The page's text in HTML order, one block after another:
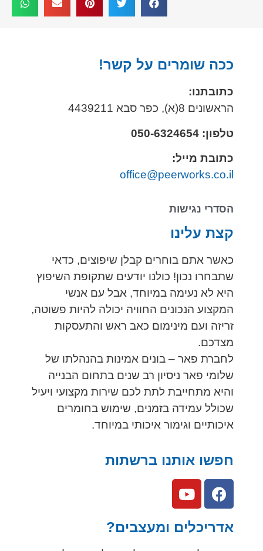
ככה שומרים על קשר!
כתובתנו:
הראשונים 8(א), כפר סבא 4439211
טלפון: 050-6324654
כתובת מייל:
office@peerworks.co.il
הסדרי נגישות
קצת עלינו
כאשר אתם בוחרים קבלן שיפוצים, כדאי
שתבחרו נכון! כולנו יודעים שתקופת השיפוץ
היא לא נעימה במיוחד, אבל עם אנשי
המקצוע הנכונים החוויה יכולה להיות פשוטה,
זריזה ועם מינימום כאב ראש והתעסקות
מצדכם.
לחברת פאר – בונים אמינות בהנהלתו של
שלומי פאר ניסיון רב שנים בתחום הבנייה
והיא מתחייבת לתת לכם שירות מקצועי ויעיל
שכולל עמידה בזמנים, שימוש בחומרים
איכותיים וגימור איכותי במיוחד.
חפשו אותנו ברשתות
אדריכלים ומעצבים?